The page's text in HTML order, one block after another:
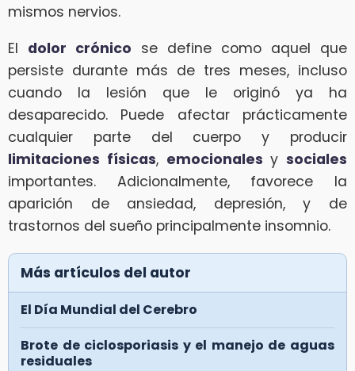
mismos nervios.
El dolor crónico se define como aquel que
persiste durante más de tres meses, incluso
cuando la lesión que le originó ya ha
desaparecido. Puede afectar prácticamente
cualquier parte del cuerpo y producir
limitaciones físicas, emocionales y sociales
importantes. Adicionalmente, favorece la
aparición de ansiedad, depresión, y de
trastornos del sueño principalmente insomnio.
Más artículos del autor
El Día Mundial del Cerebro
Brote de ciclosporiasis y el manejo de aguas
residuales